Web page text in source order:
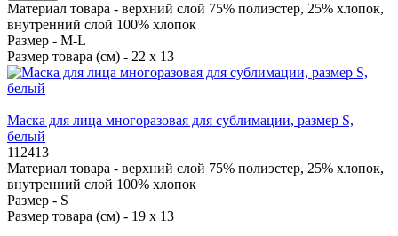
Материал товара - верхний слой 75% полиэстер, 25% хлопок,
внутренний слой 100% хлопок
Размер - M-L
Размер товара (см) - 22 х 13
Маска для лица многоразовая для сублимации, размер S,
белый
112413
Материал товара - верхний слой 75% полиэстер, 25% хлопок,
внутренний слой 100% хлопок
Размер - S
Размер товара (см) - 19 х 13